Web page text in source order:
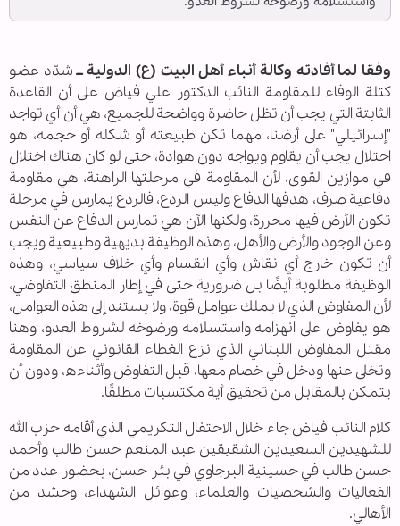
وفقا لما أفادته وكالة أنباء أهل البيت (ع) الدولية ــشدّد عضو
كتلة الوفاء للمقاومة النائب الدكتور علي فياض على أن القاعدة
الثابتة التي يجب أن تظل حاضرة وواضحة للجميع، هي أن أي تواجد
"إسرائيلي" على أرضنا، مهما تكن طبيعته أو شكله أو حجمه، هو
احتلال يجب أن يقاوم ويواجه دون هوادة، حتى لو كان هناك اختلال
في موازين القوى، لأن المقاومة في مرحلتها الراهنة، هي مقاومة
دفاعية صرف، هدفها الدفاع وليس الردع، فالردع يمارس في مرحلة
تكون الأرض فيها محررة، ولكنها الآن هي تمارس الدفاع عن النفس
وعن الوجود والأرض والأهل، وهذه الوظيفة بديهية وطبيعية ويجب
أن تكون خارج أي نقاش وأي انقسام وأي خلاف سياسي، وهذه
الوظيفة مطلوبة أيضًا بل ضرورية حتى في إطار المنطق التفاوضي،
لأن المفاوض الذي لا يملك عوامل قوة، ولا يستند إلى هذه العوامل،
هو يفاوض على انهزامه واستسلامه ورضوخه لشروط العدو، وهنا
مقتل المفاوض اللبناني الذي نزع الغطاء القانوني عن المقاومة
وتخلى عنها ودخل في خصام معها، قبل التفاوض وأثناءه، ودون أن
يتمكن بالمقابل من تحقيق أية مكتسبات مطلقًا.
كلام النائب فياض جاء خلال الاحتفال التكريمي الذي أقامه حزب الله
للشهيدين السعيدين الشقيقين عبد المنعم حسن طالب وأحمد
حسن طالب في حسينية البرجاوي في بئر حسن، بحضور عدد من
الفعاليات والشخصيات والعلماء، وعوائل الشهداء، وحشد من
الأهالي.